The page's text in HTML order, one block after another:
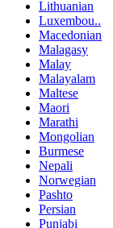
Lithuanian
Luxembou..
Macedonian
Malagasy
Malay
Malayalam
Maltese
Maori
Marathi
Mongolian
Burmese
Nepali
Norwegian
Pashto
Persian
Punjabi